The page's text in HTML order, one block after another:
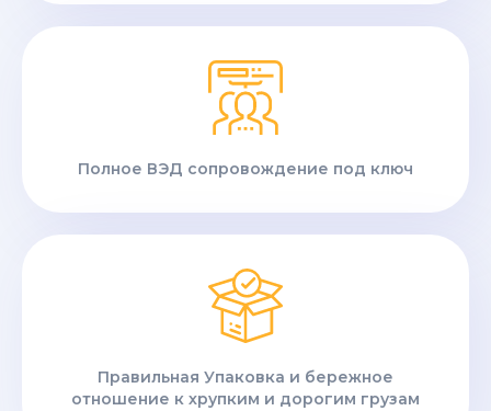
Полное ВЭД сопровождение под ключ
Правильная Упаковка и бережное
отношение к хрупким и дорогим грузам